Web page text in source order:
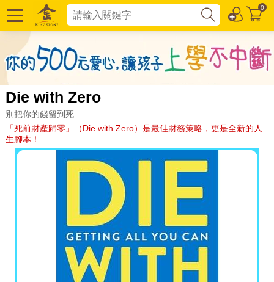
0
Die with Zero
別把你的錢留到死
「死前財產歸零」（Die with Zero）是最佳財務策略，更是全新的人
生腳本！